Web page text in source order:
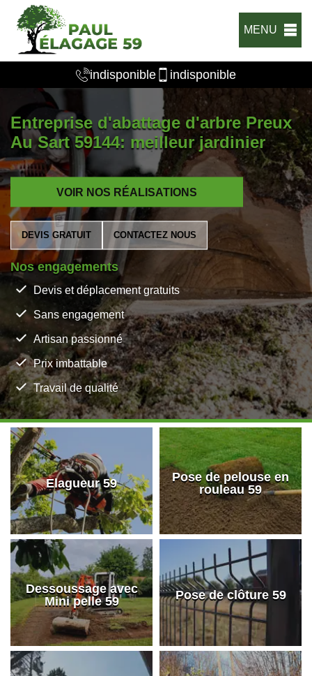
MENU
indisponible indisponible
Entreprise d'abattage d'arbre Preux
Au Sart 59144: meilleur jardinier
VOIR NOS RÉALISATIONS
DEVIS GRATUIT CONTACTEZ NOUS
Nos engagements
Devis et déplacement gratuits
Sans engagement
Artisan passionné
Prix imbattable
Travail de qualité
Elagueur 59
Pose de pelouse en
rouleau 59
Dessoussage avec
Mini pelle 59
Pose de clôture 59